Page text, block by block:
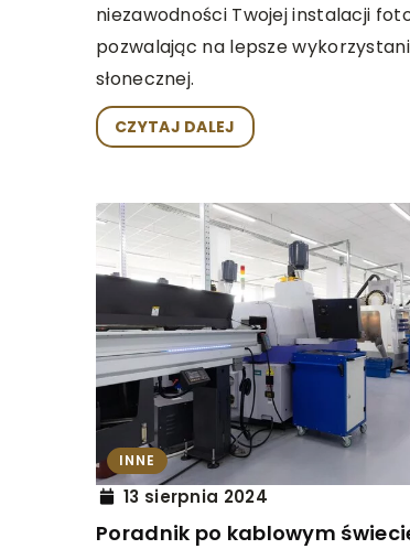
niezawodności Twojej instalacji
pozwalając na lepsze
słonecznej.
CZYTAJ DALEJ
INNE
13 sierpnia 2024
Poradnik po kablowym
zachęcają
filmową.